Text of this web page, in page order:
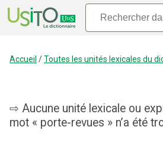
Accueil /Toutes les unités lexicales du
Aucune unité lexicale ou
mot « porte-revues » n’a été